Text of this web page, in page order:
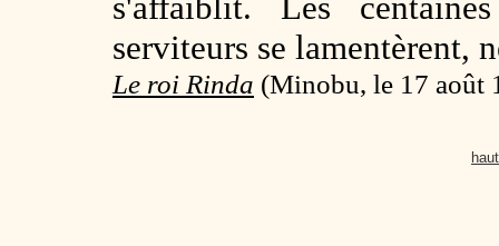
serviteurs se lamentèrent,
Le roi Rinda (Minobu, le 17 août